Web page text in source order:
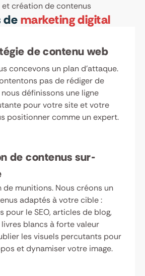
et création de contenus
demarketing digital
de contenu web
concevons un plan d’attaque.
pas de rédiger de
définissons une ligne
pour votre site et votre
positionner comme un expert.
de contenus sur-
de munitions. Nous créons un
adaptés à votre cible :
pour le SEO, articles de blog,
blancs à forte valeur
les visuels percutants pour
et dynamiser votre image.